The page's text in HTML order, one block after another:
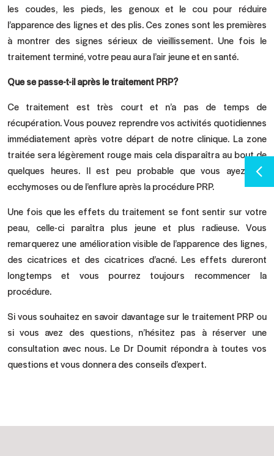
les coudes, les pieds, les genoux et le cou pour réduire
l’apparence des lignes et des plis. Ces zones sont les premières
à montrer des signes sérieux de vieillissement. Une fois le
traitement terminé, votre peau aura l’air jeune et en santé.
Que se passe-t-il après le traitement PRP?
Ce traitement est très court et n’a pas de temps de
récupération. Vous pouvez reprendre vos activités quotidiennes
immédiatement après votre départ de notre clinique. La zone
traitée sera légèrement rouge mais cela disparaîtra au bout de
quelques heures. Il est peu probable que vous ayez des
ecchymoses ou de l’enflure après la procédure PRP.
Une fois que les effets du traitement se font sentir sur votre
peau, celle-ci paraîtra plus jeune et plus radieuse. Vous
remarquerez une amélioration visible de l’apparence des lignes,
des cicatrices et des cicatrices d’acné. Les effets dureront
longtemps et vous pourrez toujours recommencer la
procédure.
Si vous souhaitez en savoir davantage sur le traitement PRP ou
si vous avez des questions, n’hésitez pas à réserver une
consultation avec nous. Le Dr Doumit répondra à toutes vos
questions et vous donnera des conseils d’expert.